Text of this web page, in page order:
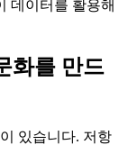
데이터를 활용해
화를 만드
있습니다. 저항